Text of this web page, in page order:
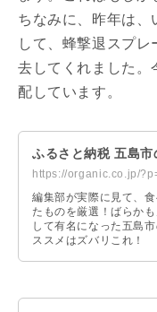
ちなみに、昨年は、
して、蜂撃退スプ
去してくれました。
配しています。
ふるさと納税 五島市
https://organic.co.jp/
編集部が実際に見て、
たものを厳選！ばらか
して有名になった五島
ススメはズバリこれ！